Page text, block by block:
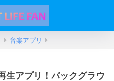
音楽アプリ
生アプリ！バックグラウ